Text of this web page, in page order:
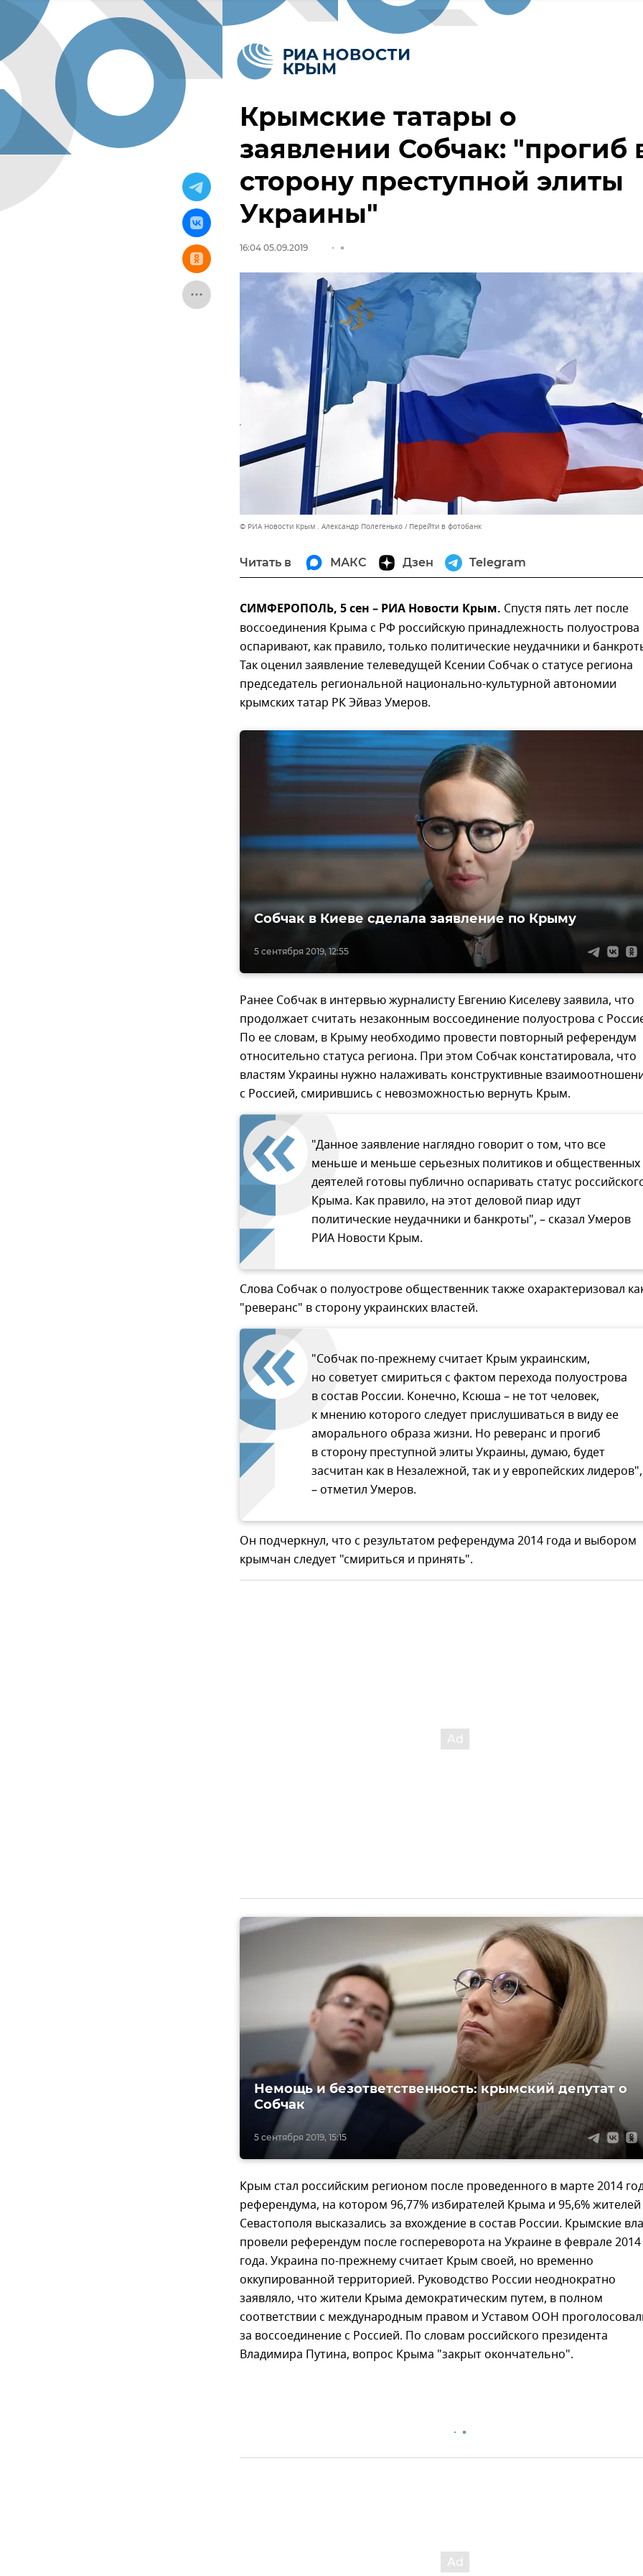
Крымские татары о
заявлении Собчак: "прогиб
сторону преступной элиты
Украины"
16:04 05.09.2019
© РИА Новости Крым . Александр Полегенько Перейти в фотобанк
Читать в МАКС Дзен Telegram
СИМФЕРОПОЛЬ, 5 сен – РИА Новости Крым. Спустя пять лет после
воссоединения Крыма с РФ российскую принадлежность полуострова
оспаривают, как правило, только политические неудачники и
Так оценил заявление телеведущей Ксении Собчак о статусе региона
председатель региональной национально-культурной автономии
крымских татар РК Эйваз Умеров.
5 сентября 2019, 12:55
Собчак в Киеве сделала заявление по Крыму
Ранее Собчак в интервью журналисту Евгению Киселеву заявила, что
продолжает считать незаконным воссоединение полуострова с
По ее словам, в Крыму необходимо провести повторный референдум
относительно статуса региона. При этом Собчак констатировала, что
властям Украины нужно налаживать конструктивные
с Россией, смирившись с невозможностью вернуть Крым.
"Данное заявление наглядно говорит о том, что все
меньше и меньше серьезных политиков и общественных
деятелей готовы публично оспаривать статус
Крыма. Как правило, на этот деловой пиар идут
политические неудачники и банкроты", – сказал Умеров
РИА Новости Крым.
Слова Собчак о полуострове общественник также охарактеризовал
"реверанс" в сторону украинских властей.
"Собчак по-прежнему считает Крым украинским,
но советует смириться с фактом перехода полуострова
в состав России. Конечно, Ксюша – не тот человек,
к мнению которого следует прислушиваться в виду ее
аморального образа жизни. Но реверанс и прогиб
в сторону преступной элиты Украины, думаю, будет
засчитан как в Незалежной, так и у европейских лидеров",
– отметил Умеров.
Он подчеркнул, что с результатом референдума 2014 года и выбором
крымчан следует "смириться и принять".
5 сентября 2019, 15:15
Немощь и безответственность: крымский депутат о
Собчак
Крым стал российским регионом после проведенного в марте 2014
референдума, на котором 96,77% избирателей Крыма и 95,6% жителей
Севастополя высказались за вхождение в состав России. Крымские
провели референдум после госпереворота на Украине в феврале 2014
года. Украина по-прежнему считает Крым своей, но временно
оккупированной территорией. Руководство России неоднократно
заявляло, что жители Крыма демократическим путем, в полном
соответствии с международным правом и Уставом ООН
за воссоединение с Россией. По словам российского президента
Владимира Путина, вопрос Крыма "закрыт окончательно".